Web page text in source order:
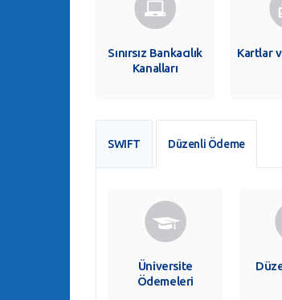
Sınırsız Bankacılık
Kanalları
Kartlar
SWIFT Düzenli Ödeme
Üniversite
Ödemeleri